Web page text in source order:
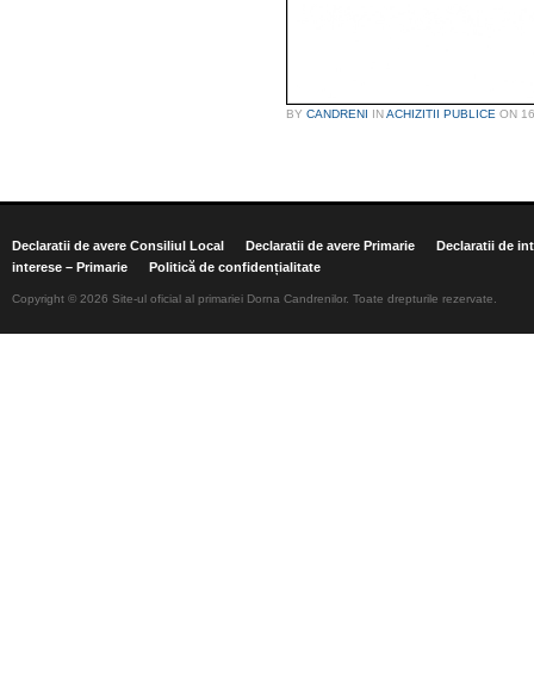
BY CANDRENI INACHIZITII PUBLICE ON
Declaratii de avere Consiliul Local Declaratii de avere Primarie
Declaratii de
interese – Primarie
Politică de confidențialitate
Copyright © 2026 Site-ul oficial al primariei Dorna Candrenilor. Toate drepturile rezervate.